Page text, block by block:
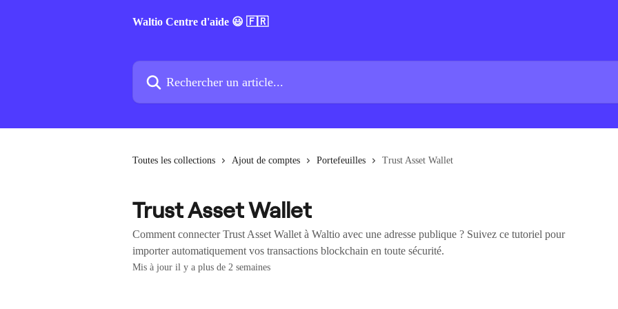
Waltio Centre d'aide 😃 🇫🇷
Rechercher un article...
Toutes les collections Ajout de comptes Portefeuilles Trust Asset Wallet
Trust Asset Wallet
Comment connecter Trust Asset Wallet à Waltio avec une adresse publique ? Suivez ce tutoriel pour
importer automatiquement vos transactions blockchain en toute sécurité.
Mis à jour il y a plus de 2 semaines